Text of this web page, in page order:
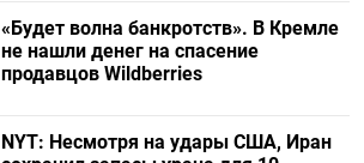
«Будет волна банкротств». В Кремле
не нашли денег на спасение
продавцов Wildberries
NYT: Несмотря на удары США, Иран